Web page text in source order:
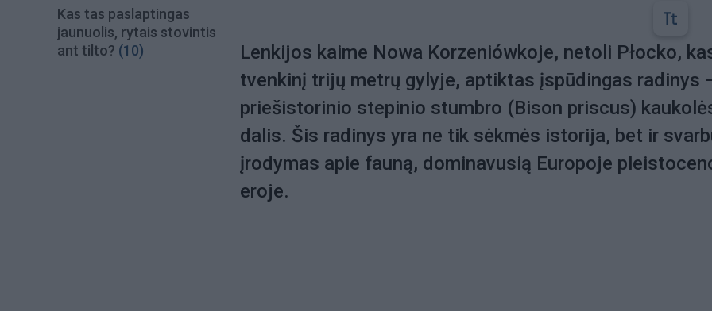
Kas tas paslaptingas
jaunuolis, rytais stovintis
ant tilto? (10)
Lenkijos kaime Nowa Korzeniówkoje, netoli Płocko,
tvenkinį trijų metrų gylyje, aptiktas įspūdingas radinys
priešistorinio stepinio stumbro (Bison priscus)
dalis. Šis radinys yra ne tik sėkmės istorija, bet ir
įrodymas apie fauną, dominavusią Europoje
eroje.